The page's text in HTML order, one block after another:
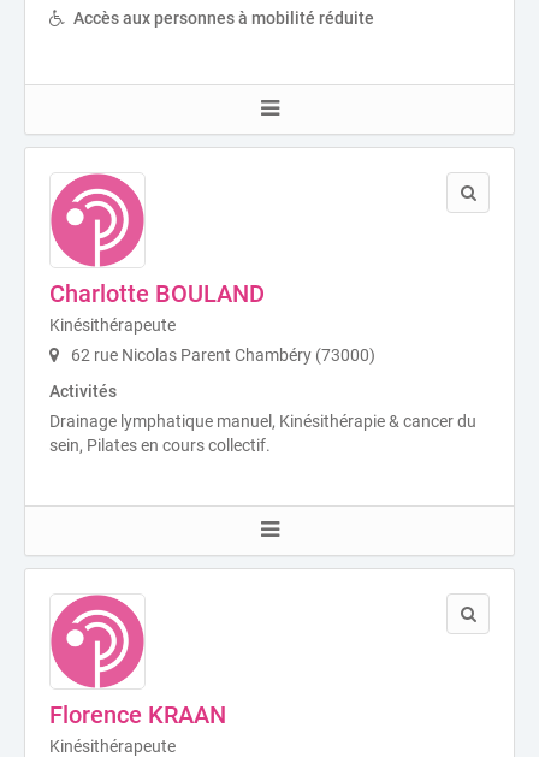
Accès aux personnes à mobilité réduite
Charlotte BOULAND
Kinésithérapeute
62 rue Nicolas Parent Chambéry (73000)
Activités
Drainage lymphatique manuel, Kinésithérapie & cancer du
sein, Pilates en cours collectif.
Florence KRAAN
Kinésithérapeute